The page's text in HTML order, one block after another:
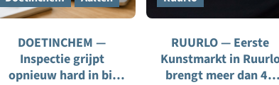
DOETINCHEM —
Inspectie grijpt
opnieuw hard in bij
RUURLO — Eerste
Kunstmarkt in
brengt meer dan 40